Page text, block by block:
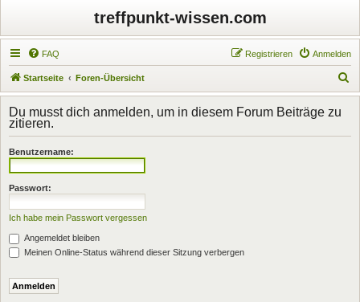
treffpunkt-wissen.com
FAQ Anmelden
Registrieren
Startseite Foren-Übersicht
u
h
Du musst dich anmelden, um in diesem Forum Beiträge zu
zitieren.
Benutzername:
Passwort:
Ich habe mein Passwort vergessen
Angemeldet bleiben
Meinen Online-Status während dieser Sitzung verbergen